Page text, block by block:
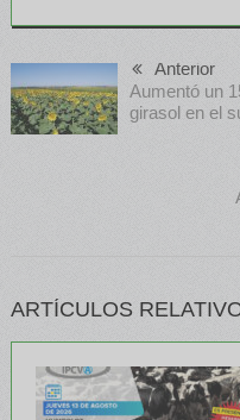
Anterior
Aumentó un
girasol en el
ARTÍCULOS